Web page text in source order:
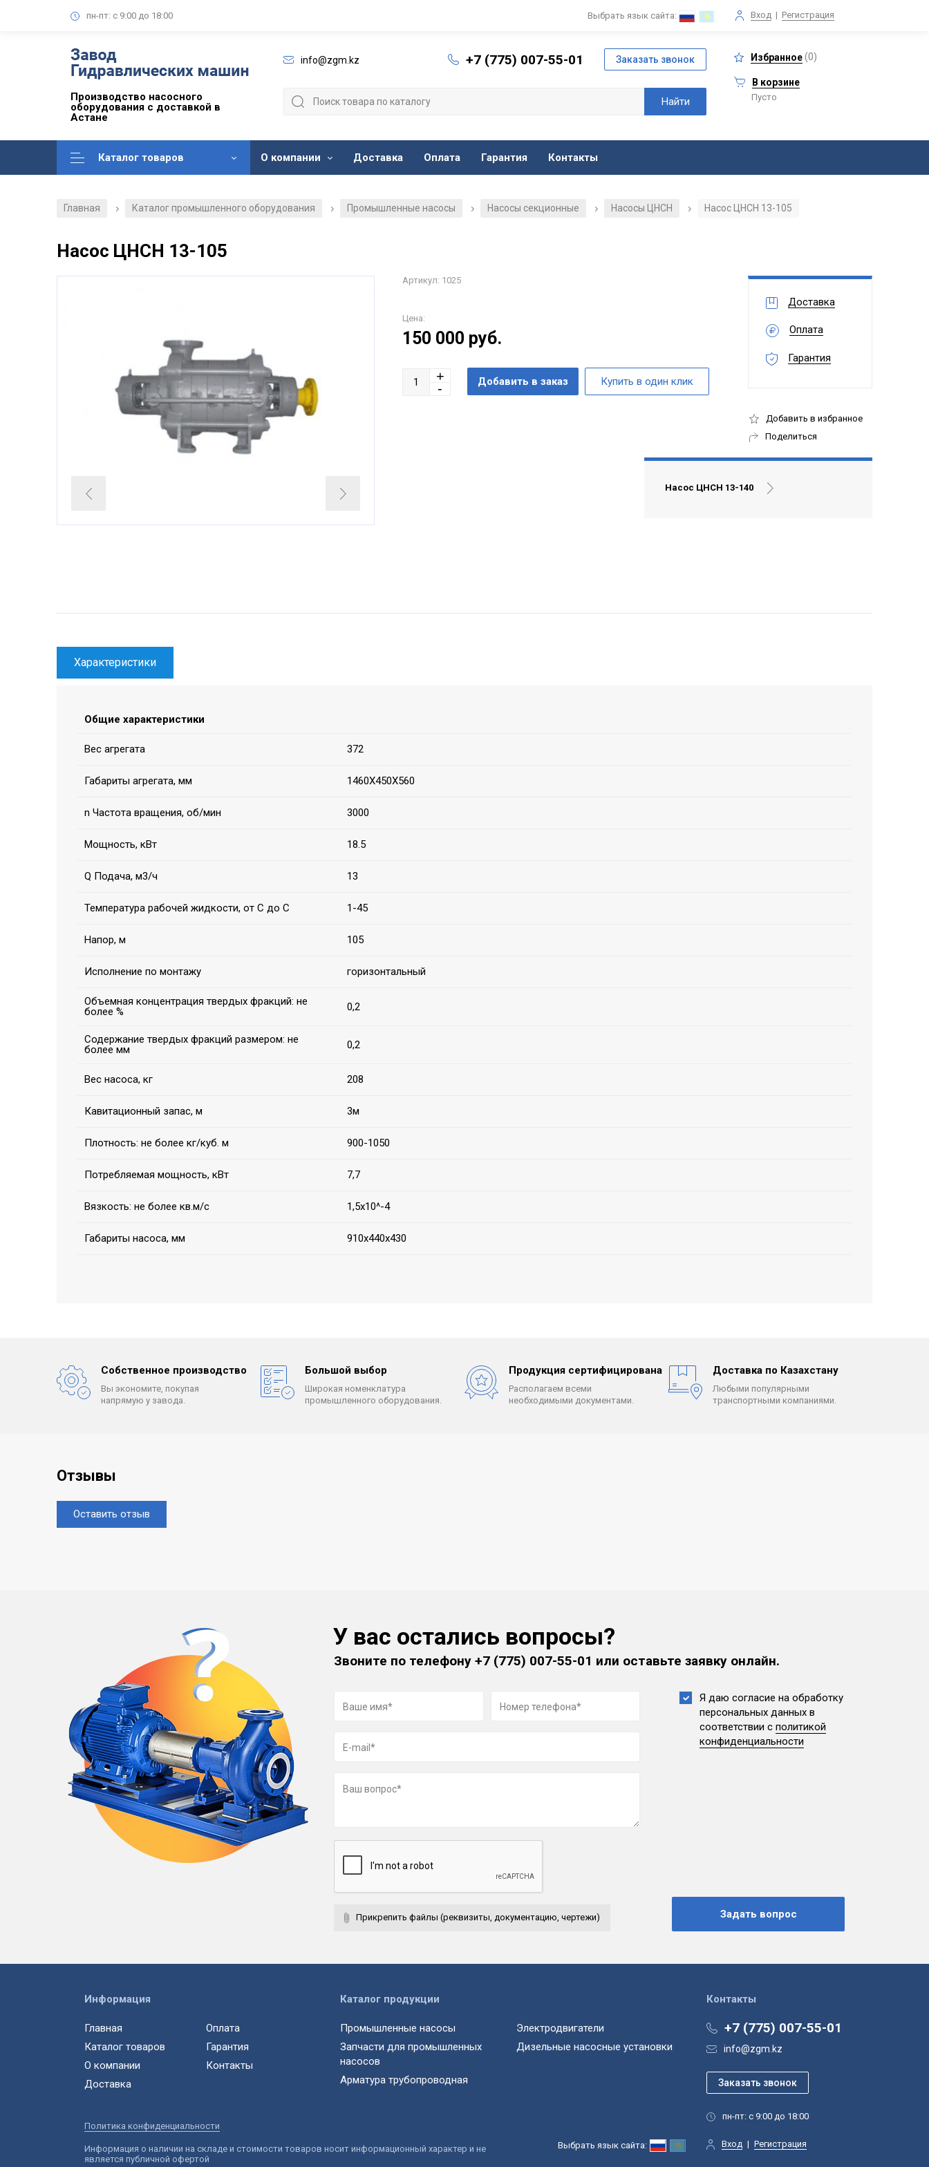
пн-пт: с 9:00 до 18:00 Вход | Регистрация
Выбрать язык сайта:
Производство насосного
оборудования с доставкой в
Астане
info@zgm.kz +7 (775) 007-55-01 Избранное(0)
В корзине
Пусто
Каталог товаров О компании Доставка Оплата Гарантия Контакты
Главная / Каталог промышленного оборудования / Промышленные насосы / Насосы секционные / Насосы ЦНСН / Насос ЦНСН 13-105
Насос ЦНСН 13-105
Артикул: 1025
Цена:
150 000 руб.
Доставка
Оплата
Гарантия
Добавить в избранное
Поделиться
Насос ЦНСН 13-140
Характеристики
Общие характеристики
Вес агрегата 372
Габариты агрегата, мм 1460Х450Х560
n Частота вращения, об/мин 3000
Мощность, кВт 18.5
Q Подача, м3/ч 13
Температура рабочей жидкости, от С до С 1-45
Напор, м 105
Исполнение по монтажу горизонтальный
Объемная концентрация твердых фракций: не
более %
0,2
Содержание твердых фракций размером: не
более мм
0,2
Вес насоса, кг 208
Кавитационный запас, м 3м
Плотность: не более кг/куб. м 900-1050
Потребляемая мощность, кВт 7,7
Вязкость: не более кв.м/с 1,5х10^-4
Габариты насоса, мм 910х440х430
Собственное производство
Вы экономите, покупая
напрямую у завода.
Большой выбор
Широкая номенклатура
промышленного оборудования.
Продукция сертифицирована
Располагаем всеми
необходимыми документами.
Доставка по Казахстану
Любыми популярными
транспортными компаниями.
Отзывы
Оставить отзыв
У вас остались вопросы?
Звоните по телефону+7 (775) 007-55-01 или оставьте заявку онлайн.
Прикрепить файлы (реквизиты, документацию, чертежи)
Я даю согласие на обработку
персональных данных в
соответствии с политикой
конфиденциальности
Контакты
+7 (775) 007-55-01
info@zgm.kz
пн-пт: с 9:00 до 18:00
Вход | Регистрация
Выбрать язык сайта:
Информация
Главная
Каталог товаров
О компании
Доставка
Оплата
Гарантия
Контакты
Каталог продукции
Промышленные насосы
Запчасти для промышленных
насосов
Арматура трубопроводная
Электродвигатели
Дизельные насосные установки
Политика конфиденциальности
Информация о наличии на складе и стоимости товаров носит информационный характер и не
является публичной офертой